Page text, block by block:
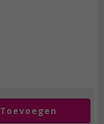
Toevoegen